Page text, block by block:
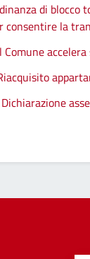
di blocco
consentire la